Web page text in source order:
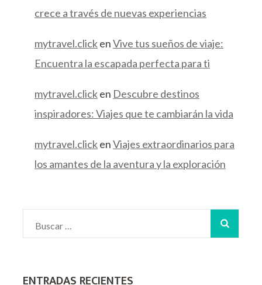
crece a través de nuevas experiencias
mytravel.clickenVive tus sueños de viaje:
Encuentra la escapada perfecta para ti
mytravel.clicken Descubre destinos
inspiradores: Viajes que te cambiarán la vida
mytravel.clickenViajes extraordinarios para
los amantes de la aventura y la exploración
ENTRADAS RECIENTES